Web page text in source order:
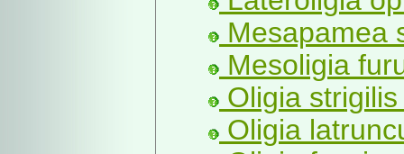
Mesapamea
Mesoligia
Oligia
Oligia